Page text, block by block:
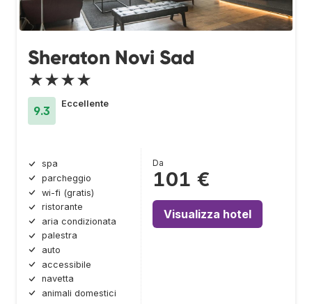
Sheraton Novi Sad
★★★★
9.3
Eccellente
spa
parcheggio
wi-fi (gratis)
ristorante
aria condizionata
palestra
auto
accessibile
navetta
animali domestici
Da
101 €
Visualizza hotel